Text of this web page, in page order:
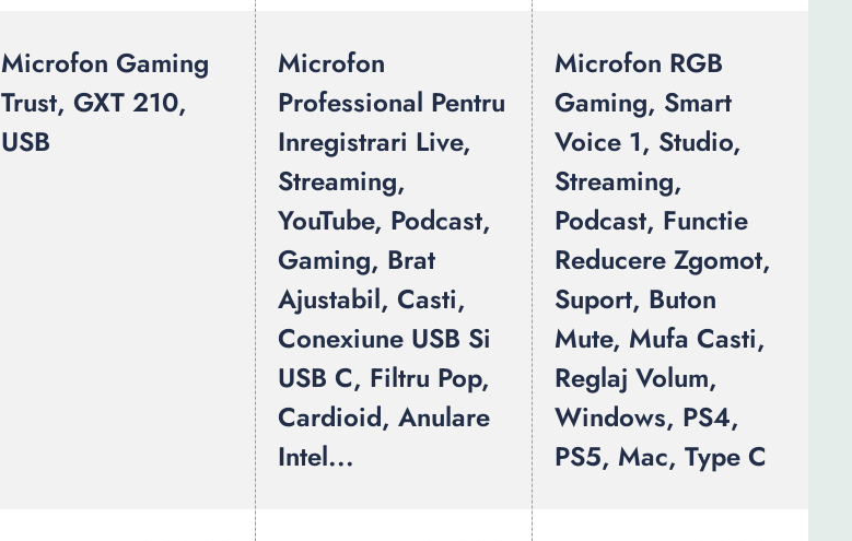
Microfon Gaming
Trust, GXT 210,
USB
Microfon
Professional Pentru
Inregistrari Live,
Streaming,
YouTube, Podcast,
Gaming, Brat
Ajustabil, Casti,
Conexiune USB Si
USB C, Filtru Pop,
Cardioid, Anulare
Intel...
Microfon RGB
Gaming, Smart
Voice 1, Studio,
Streaming,
Podcast, Functie
Reducere Zgomot,
Suport, Buton
Mute, Mufa Casti,
Reglaj Volum,
Windows, PS4,
PS5, Mac, Type C